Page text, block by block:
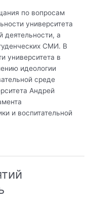
по вопросам
университета
деятельности, а
СМИ. В
университета в
идеологии
среде
Андрей
и воспитательной